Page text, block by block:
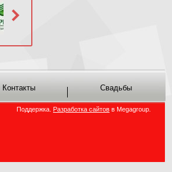
Поддержка. Разработка сайтов в Megagroup.
Контакты Свадьбы